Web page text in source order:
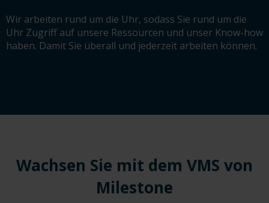
Wir arbeiten rund um die Uhr, sodass Sie rund um die
Uhr Zugriff auf unsere Ressourcen und unser Know-how
haben. Damit Sie überall und jederzeit arbeiten können.
Wachsen Sie mit dem VMS von
Milestone